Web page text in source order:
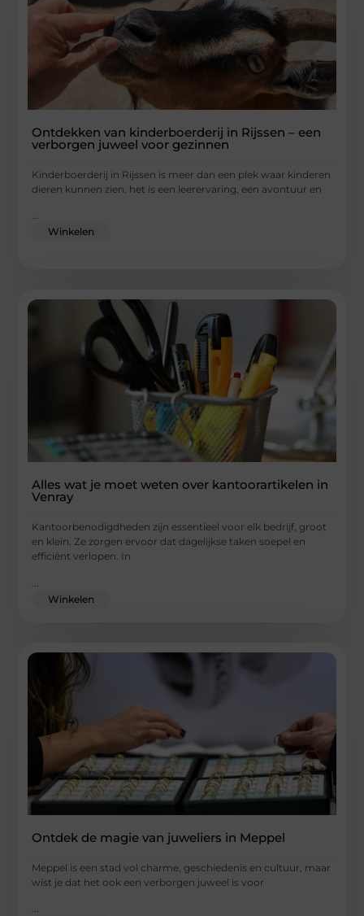
Ontdekken van kinderboerderij in Rijssen – een
verborgen juweel voor gezinnen
Kinderboerderij in Rijssen is meer dan een plek waar kinderen
dieren kunnen zien. het is een leerervaring, een avontuur en
...
Winkelen
Alles wat je moet weten over kantoorartikelen in
Venray
Kantoorbenodigdheden zijn essentieel voor elk bedrijf, groot
en klein. Ze zorgen ervoor dat dagelijkse taken soepel en
efficiënt verlopen. In
Winkelen
Ontdek de magie van juweliers in Meppel
Meppel is een stad vol charme, geschiedenis en cultuur, maar
wist je dat het ook een verborgen juweel is voor
...